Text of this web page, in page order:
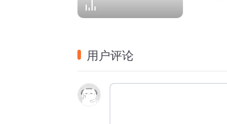
用户评论